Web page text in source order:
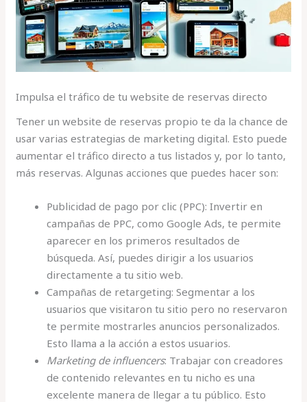
Impulsa el tráfico de tu website de reservas directo
Tener un website de reservas propio te da la chance de
usar varias estrategias de marketing digital. Esto puede
aumentar el tráfico directo a tus listados y, por lo tanto,
más reservas. Algunas acciones que puedes hacer son:
Publicidad de pago por clic (PPC): Invertir en
campañas de PPC, como Google Ads, te permite
aparecer en los primeros resultados de
búsqueda. Así, puedes dirigir a los usuarios
directamente a tu sitio web.
Campañas de retargeting: Segmentar a los
usuarios que visitaron tu sitio pero no reservaron
te permite mostrarles anuncios personalizados.
Esto llama a la acción a estos usuarios.
Marketing de influencers: Trabajar con creadores
de contenido relevantes en tu nicho es una
excelente manera de llegar a tu público. Esto